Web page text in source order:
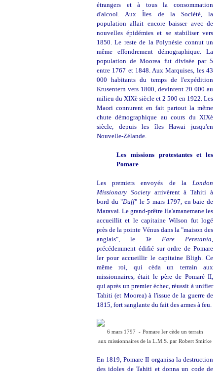
étrangers et à tous la consommation
d'alcool. Aux Îles de la Société, la
population allait encore baisser avec de
nouvelles épidémies et se stabiliser vers
1850. Le reste de la Polynésie connut un
même effondrement démographique. La
population de Moorea fut divisée par 5
entre 1767 et 1848. Aux Marquises, les 43
000 habitants du temps de l'expédition
Krusentern vers 1800, devinrent 20 000 au
milieu du XIXè siècle et 2 500 en 1922. Les
Maori connurent en fait partout la même
chute démographique au cours du XIXè
siècle, depuis les îles Hawai jusqu'en
Nouvelle-Zélande.
Les missions protestantes et les
Pomare
Les premiers envoyés de la London
Missionary Societyarrivèrent à Tahiti à
bord du "Duff" le 5 mars 1797, en baie de
Maravai. Le grand-prêtre Ha'amanemane les
accueillit et le capitaine Wilson fut logé
près de la pointe Vénus dans la "maison des
anglais", le Te Fare Peretania,
précédemment édifié sur ordre de Pomare
Ier pour accueillir le capitaine Bligh. Ce
même roi, qui cèda un terrain aux
missionnaires, était le père de Pomaré II,
qui après un premier échec, réussit à unifier
Tahiti (et Moorea) à l'issue de la guerre de
1815, fort sanglante du fait des armes à feu.
6 mars 1797 - Pomare Ier cède un terrain
aux missionnaires de la L.M.S. par Robert Smirke
En 1819, Pomare II organisa la destruction
des idoles de Tahiti et donna un code de